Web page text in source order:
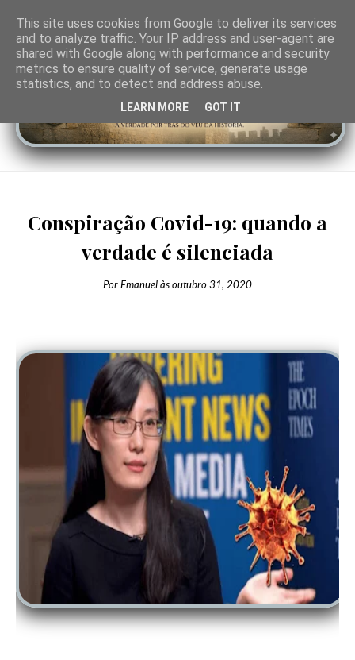
Conspiração Covid-19: quando a
verdade é silenciada
PorEmanuelàsoutubro 31, 2020
This site uses cookies from Google to deliver its services
and to analyze traffic. Your IP address and user-agent are
shared with Google along with performance and security
metrics to ensure quality of service, generate usage
statistics, and to detect and address abuse.
LEARN MORE GOT IT